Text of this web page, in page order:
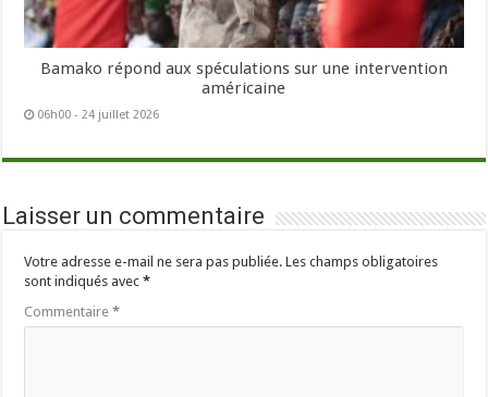
Bamako répond aux spéculations sur une intervention
américaine
06h00 - 24 juillet 2026
Laisser un commentaire
Votre adresse e-mail ne sera pas publiée. Les champs obligatoires
sont indiqués avec*
Commentaire*